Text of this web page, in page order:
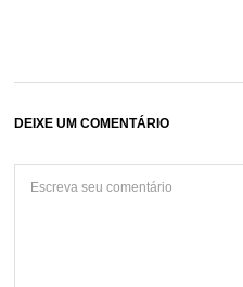
DEIXE UM COMENTÁRIO